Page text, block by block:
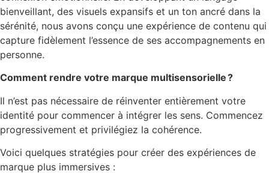
bienveillant, des visuels expansifs et un ton ancré dans la
sérénité, nous avons conçu une expérience de contenu qui
capture fidèlement l’essence de ses accompagnements en
personne.
Comment rendre votre marque multisensorielle ?
Il n’est pas nécessaire de réinventer entièrement votre
identité pour commencer à intégrer les sens. Commencez
progressivement et privilégiez la cohérence.
Voici quelques stratégies pour créer des expériences de
marque plus immersives :